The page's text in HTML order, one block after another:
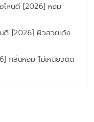
ไหนดี [2026] หอม
ดี [2026] ผิวสวยเด้ง
กลิ่นหอม ไม่เหนียวติด